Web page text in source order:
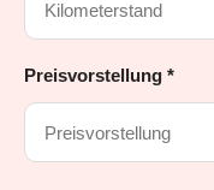
Preisvorstellung *